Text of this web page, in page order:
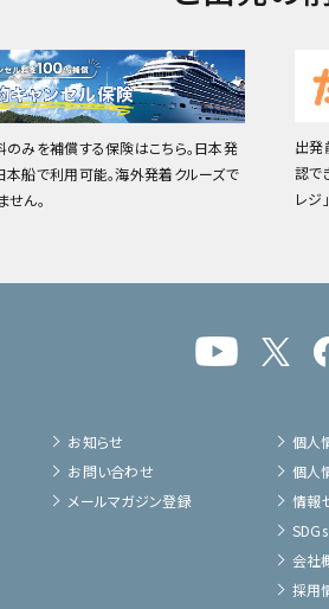
のみを補償する保険はこちら。日本発
本船で利用可能。海外発着クルーズで
せん。
出発
認で
レジ
お知らせ
お問い合わせ
メールマガジン登録
個人
個人
情報
会社
採用